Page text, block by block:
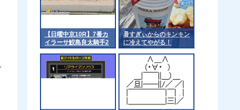
【日曜中京10R】7番カ
イラーサ鮫島良太騎手2
着
暑すぎぃからのキンキン
に冷えてやがる！